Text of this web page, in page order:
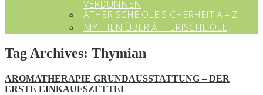
VERDÜNNEN
ÄTHERISCHE ÖLE SICHERHEIT A – Z
MYTHEN ÜBER ÄTHERISCHE ÖLE
Tag Archives: Thymian
AROMATHERAPIE GRUNDAUSSTATTUNG – DER
ERSTE EINKAUFSZETTEL